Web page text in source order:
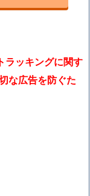
ラッキングに関す
な広告を防ぐた